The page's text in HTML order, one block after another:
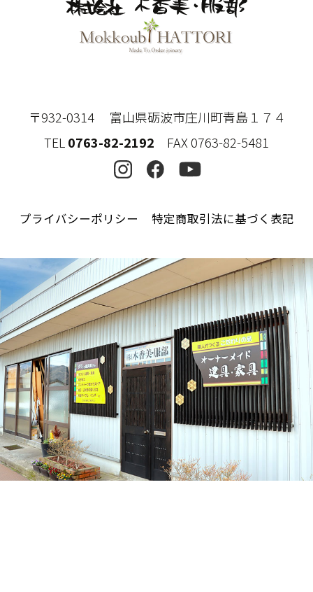
〒932-0314 富山県砺波市庄川町青島１７４
TEL0763-82-2192 FAX 0763-82-5481
プライバシーポリシー 特定商取引法に基づく表記